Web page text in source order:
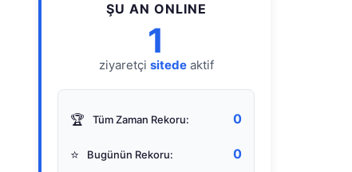
ŞU AN ONLINE
1
ziyaretçi sitedeaktif
🏆 Tüm Zaman Rekoru: 0
⭐ Bugünün Rekoru: 0